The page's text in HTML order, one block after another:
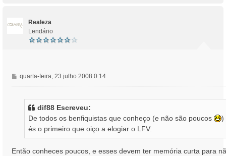
Realeza
Lendário
M
e
quarta-feira, 23 julho 2008 0:14
dif88 Escreveu:
De todos os benfiquistas que conheço (e não são poucos
)
és o primeiro que oiço a elogiar o LFV.
Então conheces poucos, e esses devem ter memória curta para